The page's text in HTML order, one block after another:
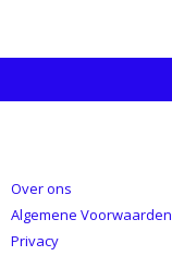
Over ons
Algemene Voorwaarden
Privacy